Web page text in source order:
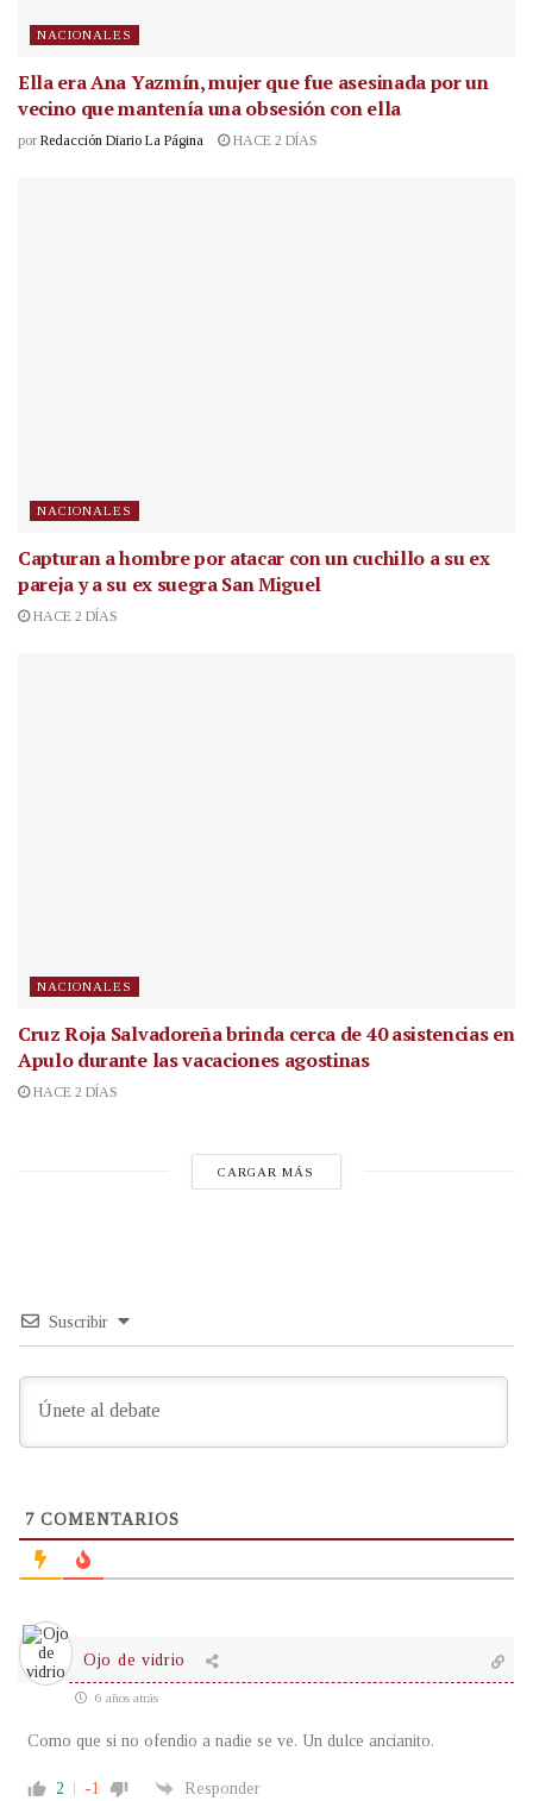
NACIONALES
Ella era Ana Yazmín, mujer que fue asesinada por un
vecino que mantenía una obsesión con ella
por Redacción Diario La Página HACE 2 DÍAS
NACIONALES
Capturan a hombre por atacar con un cuchillo a su ex
pareja y a su ex suegra San Miguel
HACE 2 DÍAS
NACIONALES
Cruz Roja Salvadoreña brinda cerca de 40 asistencias en
Apulo durante las vacaciones agostinas
HACE 2 DÍAS
CARGAR MÁS
Suscribir
7 COMENTARIOS
Ojo de vidrio
6 años atrás
Como que si no ofendio a nadie se ve. Un dulce ancianito.
2 -1 Responder